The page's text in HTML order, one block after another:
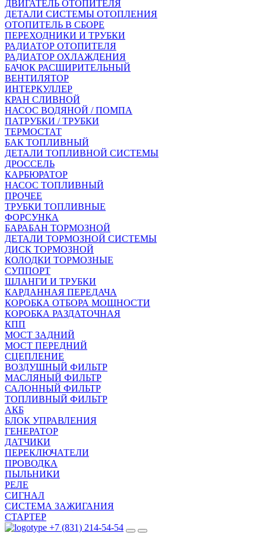
ДВИГАТЕЛЬ ОТОПИТЕЛЯ
ДЕТАЛИ СИСТЕМЫ ОТОПЛЕНИЯ
ОТОПИТЕЛЬ В СБОРЕ
ПЕРЕХОДНИКИ И ТРУБКИ
РАДИАТОР ОТОПИТЕЛЯ
РАДИАТОР ОХЛАЖДЕНИЯ
БАЧОК РАСШИРИТЕЛЬНЫЙ
ВЕНТИЛЯТОР
ИНТЕРКУЛЛЕР
КРАН СЛИВНОЙ
НАСОС ВОДЯНОЙ / ПОМПА
ПАТРУБКИ / ТРУБКИ
ТЕРМОСТАТ
БАК ТОПЛИВНЫЙ
ДЕТАЛИ ТОПЛИВНОЙ СИСТЕМЫ
ДРОССЕЛЬ
КАРБЮРАТОР
НАСОС ТОПЛИВНЫЙ
ПРОЧЕЕ
ТРУБКИ ТОПЛИВНЫЕ
ФОРСУНКА
БАРАБАН ТОРМОЗНОЙ
ДЕТАЛИ ТОРМОЗНОЙ СИСТЕМЫ
ДИСК ТОРМОЗНОЙ
КОЛОДКИ ТОРМОЗНЫЕ
СУППОРТ
ШЛАНГИ И ТРУБКИ
КАРДАННАЯ ПЕРЕДАЧА
КОРОБКА ОТБОРА МОЩНОСТИ
КОРОБКА РАЗДАТОЧНАЯ
КПП
МОСТ ЗАДНИЙ
МОСТ ПЕРЕДНИЙ
СЦЕПЛЕНИЕ
ВОЗДУШНЫЙ ФИЛЬТР
МАСЛЯНЫЙ ФИЛЬТР
САЛОННЫЙ ФИЛЬТР
ТОПЛИВНЫЙ ФИЛЬТР
АКБ
БЛОК УПРАВЛЕНИЯ
ГЕНЕРАТОР
ДАТЧИКИ
ПЕРЕКЛЮЧАТЕЛИ
ПРОВОДКА
ПЫЛЬНИКИ
РЕЛЕ
СИГНАЛ
СИСТЕМА ЗАЖИГАНИЯ
СТАРТЕР
+7 (831) 214-54-54